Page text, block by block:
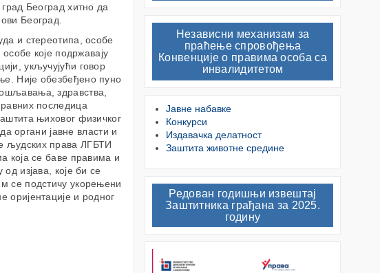
Београд хитно да
Београд.
и стереотипа, особе
које подржавају
укључујући говор
Није обезбеђено пуно
здравства,
последица
њиховог физичког
органи јавне власти и
људских права ЛГБТИ
која се баве правима и
изјава, које би се
се подстичу укорењени
оријентације и родног
Независни механизам за
праћење спровођења
Конвенције о правима особа са
инвалидитетом
Јавне набавке
Конкурси
Издавачка делатност
Заштита животне средине
Редован годишњи извештај
Заштитника грађана за 2025.
годину